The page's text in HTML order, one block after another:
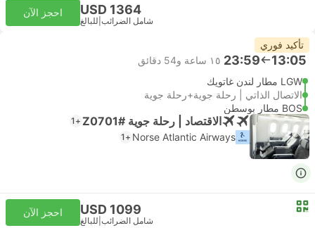
USD 1364
شامل الضرائب للبالغ
احجز الآن
تأكيد فوري
13:05
23:59 ١٥ ساعة و‫54 دقائق
LGW مطار لندن غاتويك
الاتصال الذاتي | رحلة جوية+رحلة جوية
BOS مطار بوسطن
الاقتصاد | رحلة جوية #Z0701 +1
Norse Atlantic Airways
+1
USD 1099
شامل الضرائب للبالغ
احجز الآن